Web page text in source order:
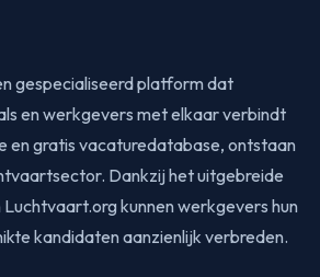
gespecialiseerd platform dat
en werkgevers met elkaar verbindt
en gratis vacaturedatabase, ontstaan
Dankzij het uitgebreide
kunnen werkgevers hun
kandidaten aanzienlijk verbreden.